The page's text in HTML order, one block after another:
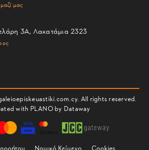
μας
3Α, Λακατάμια 2323
All rights reserved.
with PLANO by Dataway
Νομικό Κείμενο Cookies